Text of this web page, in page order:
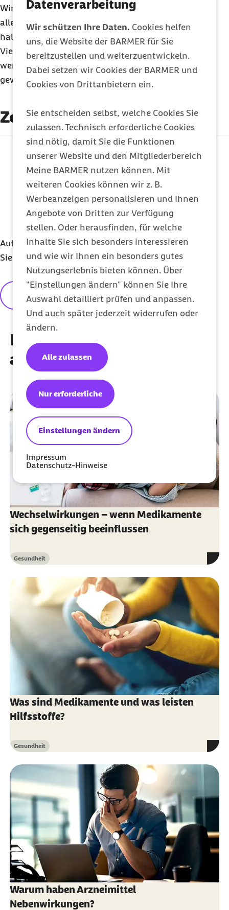
Datenverarbeitung
Wir schützen Ihre Daten. Cookies helfen
uns, die Website der BARMER für Sie
bereitzustellen und weiterzuentwickeln.
Dabei setzen wir Cookies der BARMER und
Cookies von Drittanbietern ein.
Sie entscheiden selbst, welche Cookies Sie
zulassen. Technisch erforderliche Cookies
sind nötig, damit Sie die Funktionen
unserer Website und den Mitgliederbereich
Meine BARMER nutzen können. Mit
weiteren Cookies können wir z. B.
Werbeanzeigen personalisieren und Ihnen
Angebote von Dritten zur Verfügung
stellen. Oder herausfinden, für welche
Inhalte Sie sich besonders interessieren
und wie wir Ihnen ein besonders gutes
Nutzungserlebnis bieten können. Über
"Einstellungen ändern" können Sie Ihre
Auswahl detailliert prüfen und anpassen.
Und auch später jederzeit widerrufen oder
ändern.
Einstellungen ändern
Nur erforderliche
Alle zulassen
Impressum
Datenschutz-Hinweise
Wirkstoffe möglich. Setzen Sie Medikamente
allerdings
niemals eigenmächtig ab , sondern
halten Sie immer erst Rücksprache mit Ihrem Arzt.
Viele Wirkstoffe müssen ausschleichend abgesetzt
werden, weil der Körper sich an die Medikamente
gewöhnt hat.
Zertifizierung
Auf unsere Informationen können Sie sich verlassen.
Sie sind hochwertig und zertifiziert.
Redaktionelle Grundsätze
Diese Artikel könnten Sie
auch interessieren
Wechselwirkungen – wenn Medikamente
sich gegenseitig beeinflussen
Kategorie
Gesundheit
Was sind Medikamente und was leisten
Hilfsstoffe?
Kategorie
Gesundheit
Warum haben Arzneimittel
Nebenwirkungen?